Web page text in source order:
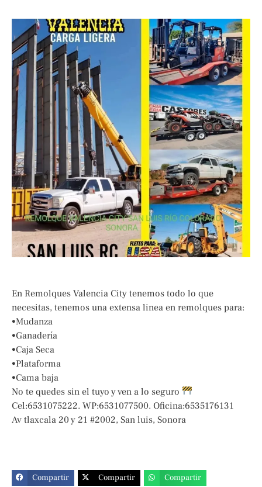
En Remolques Valencia City tenemos todo lo que
necesitas, tenemos una extensa linea en remolques para:
•Mudanza
•Ganadería
•Caja Seca
•Plataforma
•Cama baja
No te quedes sin el tuyo y ven a lo seguro
Cel:6531075222. WP:6531077500. Oficina:6535176131
Av tlaxcala 20 y 21 #2002, San luis, Sonora
Compartir Compartir Compartir